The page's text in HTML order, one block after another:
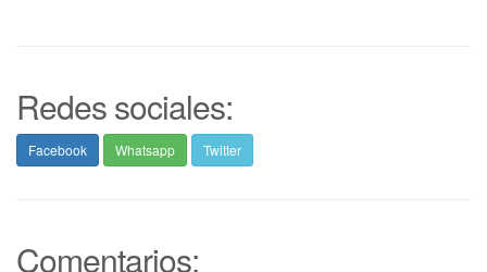
Redes sociales:
Facebook Whatsapp Twitter
Comentarios: